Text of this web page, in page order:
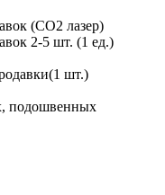
(СО2 лазер)
2-5 шт. (1 ед.)
шт.)
подошвенных